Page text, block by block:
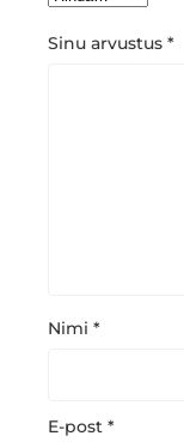
Sinu arvustus *
Nimi *
E-post *